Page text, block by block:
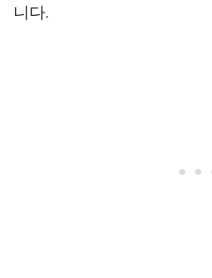
니다.